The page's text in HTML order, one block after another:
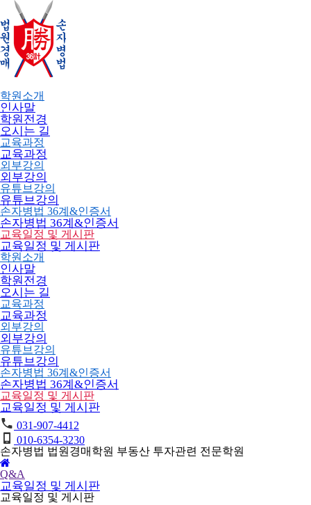
학원소개
인사말
학원전경
오시는 길
교육과정
교육과정
외부강의
외부강의
유튜브강의
유튜브강의
손자병법 36계&인증서
손자병법 36계&인증서
교육일정 및 게시판
교육일정 및 게시판
학원소개
인사말
학원전경
오시는 길
교육과정
교육과정
외부강의
외부강의
유튜브강의
유튜브강의
손자병법 36계&인증서
손자병법 36계&인증서
교육일정 및 게시판
교육일정 및 게시판
031-907-4412
010-6354-3230
손자병법 법원경매학원 부동산 투자관련 전문학원
Q&A
교육일정 및 게시판
교육일정 및 게시판